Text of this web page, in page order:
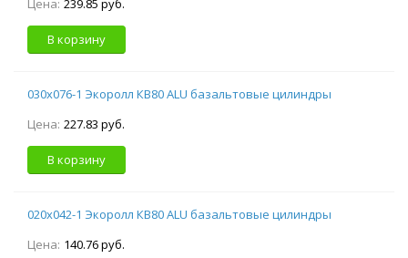
В корзину
030х076-1 Экоролл КВ80 ALU базальтовые цилиндры
Цена: 227.83 руб.
В корзину
020х042-1 Экоролл КВ80 ALU базальтовые цилиндры
Цена: 140.76 руб.